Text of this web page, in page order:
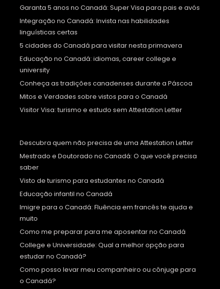
Garanta 5 anos no Canadá: Super Visa para pais e avós
Integração no Canadá: Invista nas habilidades
linguísticas certas
5 cidades do Canadá para visitar nesta primavera
Educação no Canadá: idiomas, career college e
university
Conheça as tradições canadenses durante a Páscoa
Mitos e Verdades sobre vistos para o Canadá
Visitor Visa: turismo e estudo sem Attestation Letter
Descubra quem não precisa de uma Attestation Letter
Mestrado e Doutorado no Canadá: O que você precisa
saber
Visto de turismo para estudantes no Canadá
Educação infantil no Canadá
Imigre para o Canadá: Fluência em francês te ajuda e
muito
Como me preparar para me aposentar no Canadá
College e Universidade: Qual a melhor opção para
estudar no Canadá?
Como posso levar meu companheiro ou cônjuge para
o Canadá?